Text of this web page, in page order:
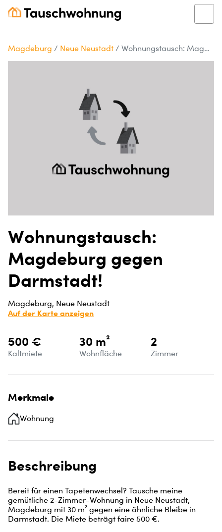
Magdeburg / Neue Neustadt / Wohnungstausch: Magdeburg gegen Darmstadt!
Wohnungstausch:
Magdeburg gegen
Darmstadt!
Magdeburg, Neue Neustadt
Auf der Karte anzeigen
500 €
Kaltmiete
30 m²
Wohnfläche
2
Zimmer
Merkmale
Wohnung
Beschreibung
Bereit für einen Tapetenwechsel? Tausche meine
gemütliche 2-Zimmer-Wohnung in Neue Neustadt,
Magdeburg mit 30 m² gegen eine ähnliche Bleibe in
Darmstadt. Die Miete beträgt faire 500 €.